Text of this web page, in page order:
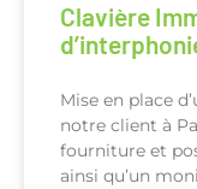
Clavière
Mise en place
notre client à
fourniture et
ainsi qu’un